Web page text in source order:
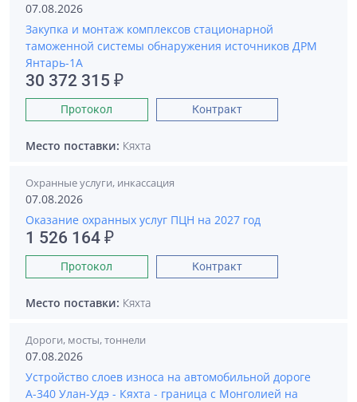
07.08.2026
Закупка и монтаж комплексов стационарной
таможенной системы обнаружения источников ДРМ
Янтарь-1А
30 372 315 ₽
Протокол Контракт
Место поставки: Кяхта
Охранные услуги, инкассация
07.08.2026
Оказание охранных услуг ПЦН на 2027 год
1 526 164 ₽
Протокол Контракт
Место поставки: Кяхта
Дороги, мосты, тоннели
07.08.2026
Устройство слоев износа на автомобильной дороге
А-340 Улан-Удэ - Кяхта - граница с Монголией на